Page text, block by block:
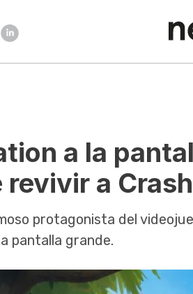
a la
revivir a
protagonista del
pantalla grande.